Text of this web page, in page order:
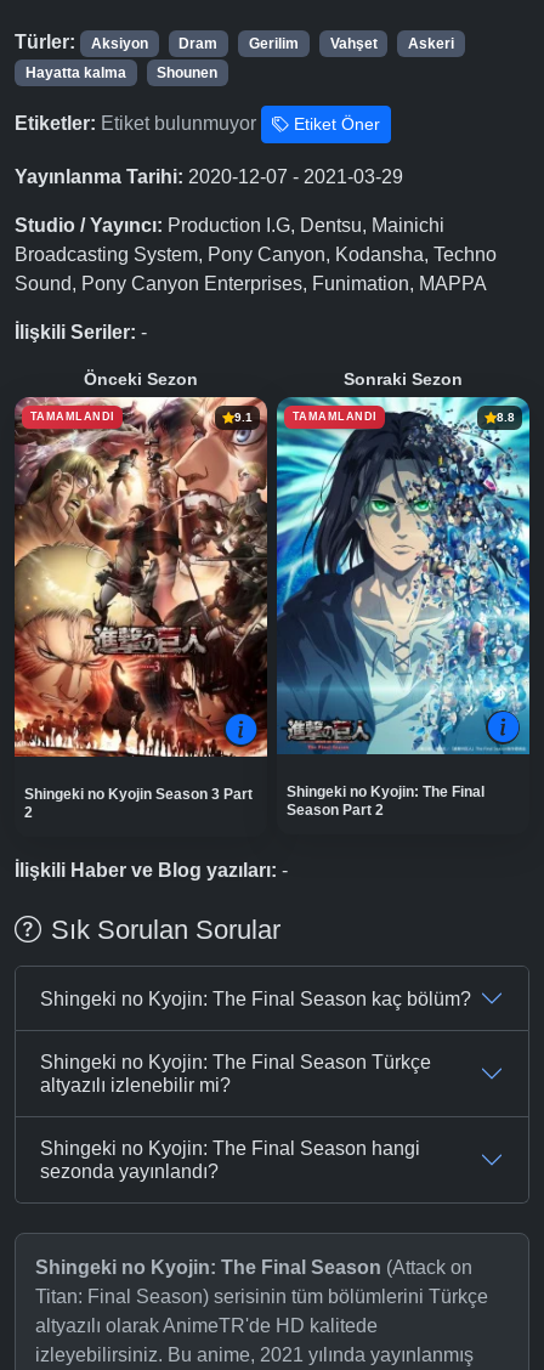
Türler: Aksiyon Dram Gerilim Vahşet
Askeri
Hayatta kalma
Shounen
Etiketler: Etiket bulunmuyor Etiket Öner
Yayınlanma Tarihi: 2020-12-07 - 2021-03-29
Studio / Yayıncı: Production I.G, Dentsu, Mainichi
Broadcasting System, Pony Canyon, Kodansha, Techno
Sound, Pony Canyon Enterprises, Funimation, MAPPA
İlişkili Seriler: -
Önceki Sezon
TAMAMLANDI 9.1
Shingeki no Kyojin Season 3 Part
2
Sonraki Sezon
TAMAMLANDI 8.8
Shingeki no Kyojin: The Final
Season Part 2
İlişkili Haber ve Blog yazıları: -
Sık Sorulan Sorular
Shingeki no Kyojin: The Final Season kaç bölüm?
Shingeki no Kyojin: The Final Season Türkçe
altyazılı izlenebilir mi?
Shingeki no Kyojin: The Final Season hangi
sezonda yayınlandı?
Shingeki no Kyojin: The Final Season (Attack on
Titan: Final Season) serisinin tüm bölümlerini Türkçe
altyazılı olarak AnimeTR'de HD kalitede
izleyebilirsiniz. Bu anime, 2021 yılında yayınlanmış